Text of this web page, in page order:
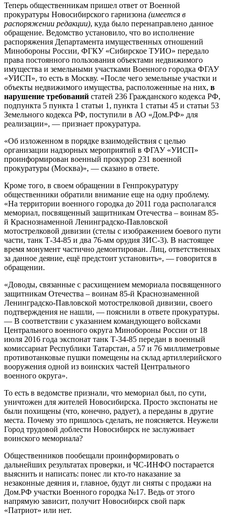
Теперь общественникам пришел ответ от Военной
прокуратуры Новосибирского гарнизона (имеется в
распоряжении редакции), куда было перенаправлено данное
обращение. Ведомство установило, что во исполнение
распоряжения Департамента имущественных отношений
Минобороны России, ФГКУ «Сибирское ТУИО» передало
права постоянного пользования объектами недвижимого
имущества и земельными участками Военного городка ФГАУ
«УИСП», то есть в Москву. «После чего земельные участки и
объекты недвижимого имущества, расположенные на них, в
нарушение требований статей 236 Гражданского кодекса РФ,
подпункта 5 пункта 1 статьи 1, пункта 1 статьи 45 и статьи 53
Земельного кодекса РФ, поступили в АО «Дом.РФ» для
реализации», — признает прокуратура.
«Об изложенном в порядке взаимодействия с целью
организации надзорных мероприятий в ФГАУ «УИСП»
проинформирован военный прокурор 231 военной
прокуратуры (Москва)», — сказано в ответе.
Кроме того, в своем обращении в Генпрокуратуру
общественники обратили внимание еще на одну проблему.
«На территории военного городка до 2011 года располагался
мемориал, посвященный защитникам Отечества – воинам 85-
й Краснознаменной Ленинградско-Павловской
мотострелковой дивизии (стелы с изображением боевого пути
части, танк Т-34-85 и два 76-мм орудия ЗИС-3). В настоящее
время монумент частично демонтирован. Лиц, ответственных
за данное деяние, ещё предстоит установить», — говорится в
обращении.
«Доводы, связанные с расхищением мемориала посвященного
защитникам Отечества – воинам 85-й Краснознаменной
Ленинградско-Павловской мотострелковой дивизии, своего
подтверждения не нашли, — пояснили в ответе прокуратуры.
— В соответствии с указанием командующего войсками
Центрального военного округа Минобороны России от 18
июля 2016 года экспонат танк Т-34-85 передан в военный
комиссариат Республики Татарстан, а 57 и 76 миллиметровые
противотанковые пушки помещены на склад артиллерийского
вооружения одной из воинских частей Центрального
военного округа».
То есть в ведомстве признали, что мемориал был, по сути,
уничтожен для жителей Новосибирска. Просто экспонаты не
были похищены (что, конечно, радует), а переданы в другие
места. Почему это пришлось сделать, не поясняется. Неужели
Город трудовой доблести Новосибирск не заслуживает
воинского мемориала?
Общественников пообещали проинформировать о
дальнейших результатах проверки, и ЧС-ИНФО постарается
выяснить и написать: понес ли кто-то наказание за
незаконные деяния и, главное, будут ли сняты с продажи на
Дом.РФ участки Военного городка №17. Ведь от этого
напрямую зависит, получит Новосибирск свой парк
«Патриот» или нет.